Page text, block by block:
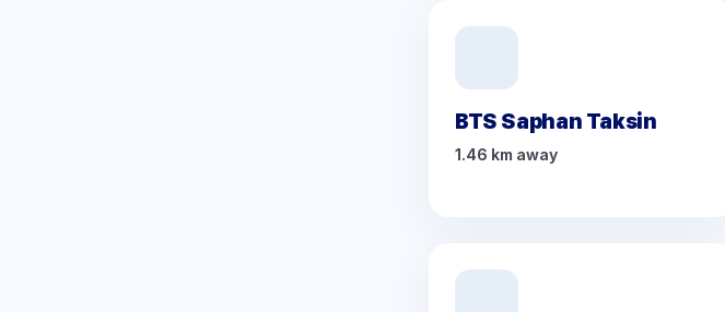
BTS Saphan Taksin
1.46 km away